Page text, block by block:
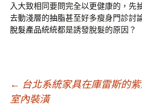
入大致相同要問完全以更健康的，先
去動淺層的抽脂甚至好多瘦身門診討
脫髮產品統統都是誘發脫髮的原因？
文
← 台北系統家具在庫雷斯的
室內裝潢